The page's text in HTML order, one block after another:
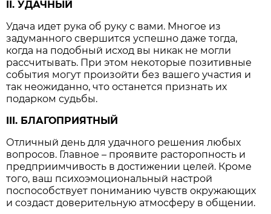
II. УДАЧНЫЙ
Удача идет рука об руку с вами. Многое из
задуманного свершится успешно даже тогда,
когда на подобный исход вы никак не могли
рассчитывать. При этом некоторые позитивные
события могут произойти без вашего участия и
так неожиданно, что останется признать их
подарком судьбы.
III. БЛАГОПРИЯТНЫЙ
Отличный день для удачного решения любых
вопросов. Главное – проявите расторопность и
предприимчивость в достижении целей. Кроме
того, ваш психоэмоциональный настрой
поспособствует пониманию чувств окружающих
и создаст доверительную атмосферу в общении.